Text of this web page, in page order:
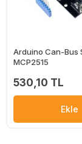
Arduino Can-Bus
MCP2515
530,10 TL
Ekle